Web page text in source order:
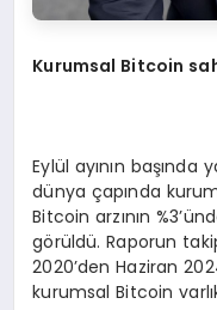
Kurumsal Bitcoin
Eylül ayının başında
dünya çapında
Bitcoin arzının
görüldü. Raporun
2020’den Haziran
kurumsal Bitcoin